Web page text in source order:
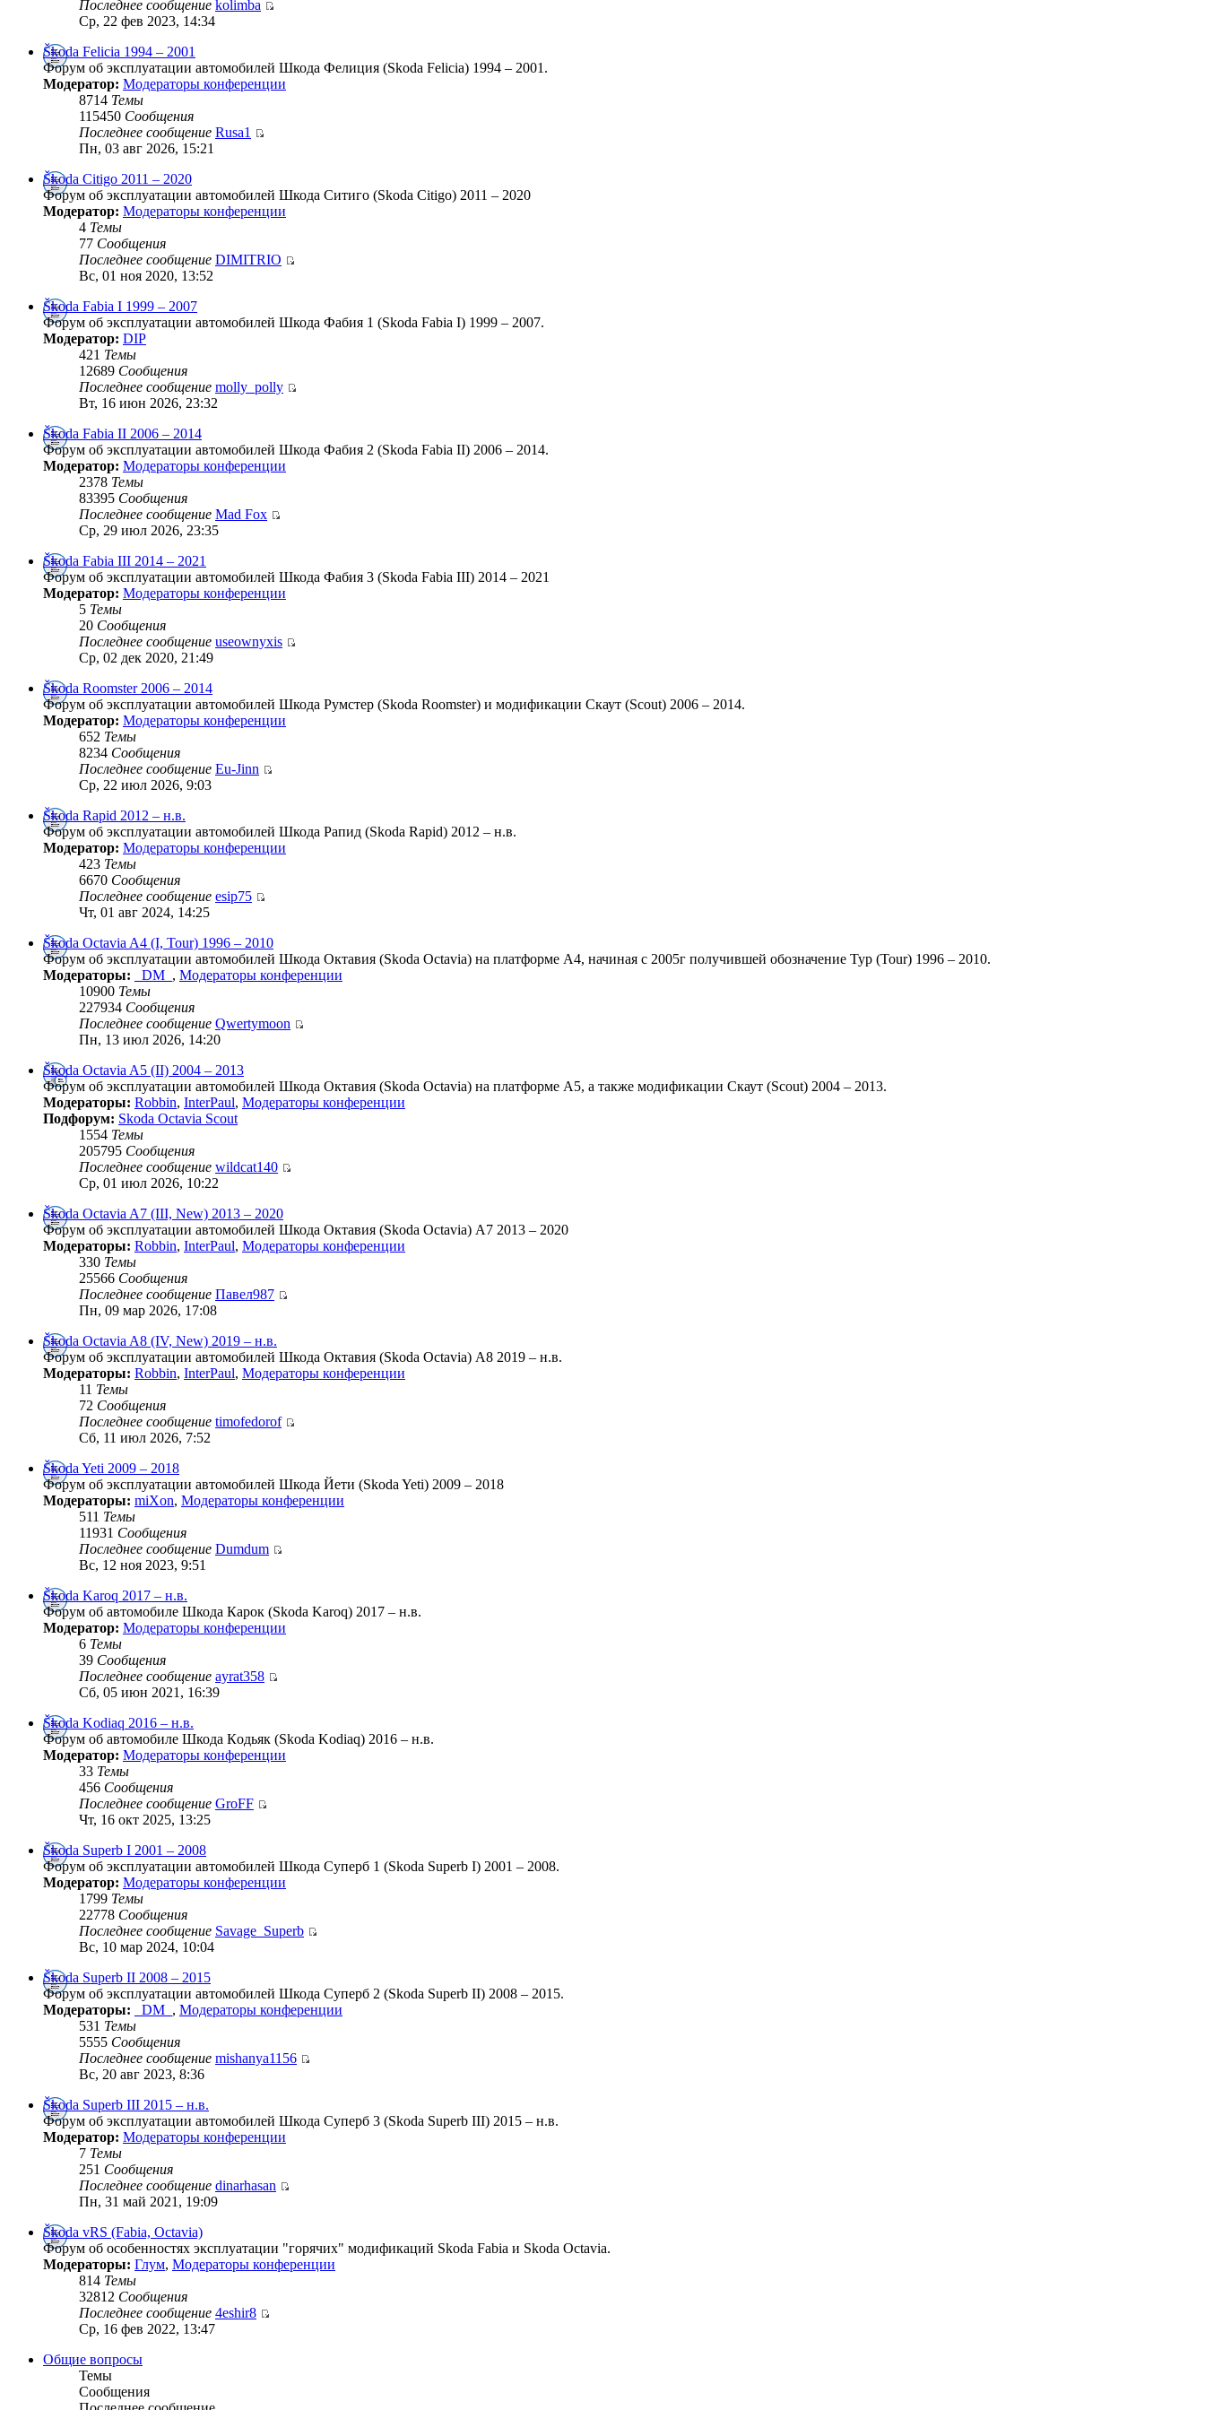
Последнее сообщение kolimba
Ср, 22 фев 2023, 14:34
Škoda Felicia 1994 – 2001
Форум об эксплуатации автомобилей Шкода Фелиция (Skoda Felicia) 1994 – 2001.
Модератор: Модераторы конференции
8714 Темы
115450 Сообщения
Последнее сообщение Rusa1
Пн, 03 авг 2026, 15:21
Škoda Citigo 2011 – 2020
Форум об эксплуатации автомобилей Шкода Ситиго (Skoda Citigo) 2011 – 2020
Модератор: Модераторы конференции
4 Темы
77 Сообщения
Последнее сообщение DIMITRIO
Вс, 01 ноя 2020, 13:52
Škoda Fabia I 1999 – 2007
Форум об эксплуатации автомобилей Шкода Фабия 1 (Skoda Fabia I) 1999 – 2007.
Модератор: DIP
421 Темы
12689 Сообщения
Последнее сообщение molly_polly
Вт, 16 июн 2026, 23:32
Škoda Fabia II 2006 – 2014
Форум об эксплуатации автомобилей Шкода Фабия 2 (Skoda Fabia II) 2006 – 2014.
Модератор: Модераторы конференции
2378 Темы
83395 Сообщения
Последнее сообщение Mad Fox
Ср, 29 июл 2026, 23:35
Škoda Fabia III 2014 – 2021
Форум об эксплуатации автомобилей Шкода Фабия 3 (Skoda Fabia III) 2014 – 2021
Модератор: Модераторы конференции
5 Темы
20 Сообщения
Последнее сообщение useownyxis
Ср, 02 дек 2020, 21:49
Škoda Roomster 2006 – 2014
Форум об эксплуатации автомобилей Шкода Румстер (Skoda Roomster) и модификации Скаут (Scout) 2006 – 2014.
Модератор: Модераторы конференции
652 Темы
8234 Сообщения
Последнее сообщение Eu-Jinn
Ср, 22 июл 2026, 9:03
Škoda Rapid 2012 – н.в.
Форум об эксплуатации автомобилей Шкода Рапид (Skoda Rapid) 2012 – н.в.
Модератор: Модераторы конференции
423 Темы
6670 Сообщения
Последнее сообщение esip75
Чт, 01 авг 2024, 14:25
Škoda Octavia A4 (I, Tour) 1996 – 2010
Форум об эксплуатации автомобилей Шкода Октавия (Skoda Octavia) на платформе А4, начиная с 2005г получившей обозначение Тур (Tour) 1996 – 2010.
Модераторы:
_DM_ , Модераторы конференции
10900 Темы
227934 Сообщения
Последнее сообщение Qwertymoon
Пн, 13 июл 2026, 14:20
Škoda Octavia A5 (II) 2004 – 2013
Форум об эксплуатации автомобилей Шкода Октавия (Skoda Octavia) на платформе A5, а также модификации Скаут (Scout) 2004 – 2013.
Модераторы: Robbin, InterPaul, Модераторы конференции
Подфорум: Skoda Octavia Scout
1554 Темы
205795 Сообщения
Последнее сообщение wildcat140
Ср, 01 июл 2026, 10:22
Škoda Octavia A7 (III, New) 2013 – 2020
Форум об эксплуатации автомобилей Шкода Октавия (Skoda Octavia) A7 2013 – 2020
Модераторы: Robbin, InterPaul, Модераторы конференции
330 Темы
25566 Сообщения
Последнее сообщение Павел987
Пн, 09 мар 2026, 17:08
Škoda Octavia A8 (IV, New) 2019 – н.в.
Форум об эксплуатации автомобилей Шкода Октавия (Skoda Octavia) A8 2019 – н.в.
Модераторы: Robbin, InterPaul, Модераторы конференции
11 Темы
72 Сообщения
Последнее сообщение timofedorof
Сб, 11 июл 2026, 7:52
Škoda Yeti 2009 – 2018
Форум об эксплуатации автомобилей Шкода Йети (Skoda Yeti) 2009 – 2018
Модераторы: miXon, Модераторы конференции
511 Темы
11931 Сообщения
Последнее сообщение Dumdum
Вс, 12 ноя 2023, 9:51
Škoda Karoq 2017 – н.в.
Форум об автомобиле Шкода Карок (Skoda Karoq) 2017 – н.в.
Модератор: Модераторы конференции
6 Темы
39 Сообщения
Последнее сообщение ayrat358
Сб, 05 июн 2021, 16:39
Škoda Kodiaq 2016 – н.в.
Форум об автомобиле Шкода Кoдьяк (Skoda Kodiaq) 2016 – н.в.
Модератор: Модераторы конференции
33 Темы
456 Сообщения
Последнее сообщение GroFF
Чт, 16 окт 2025, 13:25
Škoda Superb I 2001 – 2008
Форум об эксплуатации автомобилей Шкода Суперб 1 (Skoda Superb I) 2001 – 2008.
Модератор: Модераторы конференции
1799 Темы
22778 Сообщения
Последнее сообщение Savage_Superb
Вс, 10 мар 2024, 10:04
Škoda Superb II 2008 – 2015
Форум об эксплуатации автомобилей Шкода Суперб 2 (Skoda Superb II) 2008 – 2015.
Модераторы:
_DM_ , Модераторы конференции
531 Темы
5555 Сообщения
Последнее сообщение mishanya1156
Вс, 20 авг 2023, 8:36
Škoda Superb III 2015 – н.в.
Форум об эксплуатации автомобилей Шкода Суперб 3 (Skoda Superb III) 2015 – н.в.
Модератор: Модераторы конференции
7 Темы
251 Сообщения
Последнее сообщение dinarhasan
Пн, 31 май 2021, 19:09
Škoda vRS (Fabia, Octavia)
Форум об особенностях эксплуатации "горячих" модификаций Skoda Fabia и Skoda Octavia.
Модераторы: Глум, Модераторы конференции
814 Темы
32812 Сообщения
Последнее сообщение 4eshir8
Ср, 16 фев 2022, 13:47
Общие вопросы
Темы
Сообщения